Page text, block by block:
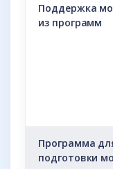
Поддержка
из программ
Программа
подготовки